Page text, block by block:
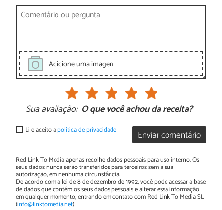
Adicione uma imagen
Sua avaliação: O que você achou da receita?
Enviar comentário
Li e aceito apolítica de privacidade
Red Link To Media apenas recolhe dados pessoais para uso interno. Os
seus dados nunca serão transferidos para terceiros sem a sua
autorização, em nenhuma circunstância.
De acordo com a lei de 8 de dezembro de 1992, você pode acessar a base
de dados que contém os seus dados pessoais e alterar essa informação
em qualquer momento, entrando em contato com Red Link To Media SL
(info@linktomedia.net)